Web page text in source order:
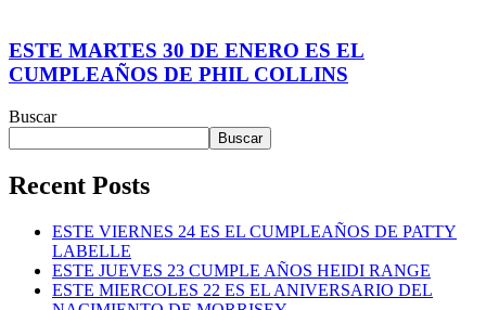
ESTE MARTES 30 DE ENERO ES EL
CUMPLEAÑOS DE PHIL COLLINS
Buscar
Buscar
Recent Posts
ESTE VIERNES 24 ES EL CUMPLEAÑOS DE PATTY
LABELLE
ESTE JUEVES 23 CUMPLE AÑOS HEIDI RANGE
ESTE MIERCOLES 22 ES EL ANIVERSARIO DEL